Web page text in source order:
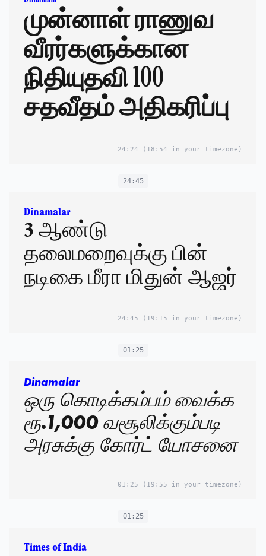
முன்னாள் ராணுவ
வீரர்களுக்கான
நிதியுதவி 100
சதவீதம் அதிகரிப்பு
24:24 (18:54 in your timezone)
24:45
Dinamalar
3 ஆண்டு
தலைமறைவுக்கு பின்
நடிகை மீரா மிதுன் ஆஜர்
24:45 (19:15 in your timezone)
01:25
Dinamalar
ஒரு கொடிக்கம்பம் வைக்க
ரூ.1,000 வசூலிக்கும்படி
அரசுக்கு கோர்ட் யோசனை
01:25 (19:55 in your timezone)
01:25
Times of India